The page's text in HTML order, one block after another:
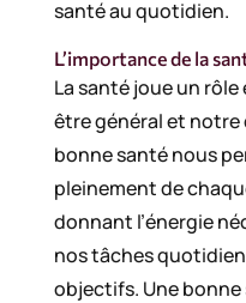
santé au quotidien.
L’importance de la
La santé joue un
être général et notre
bonne santé nous
pleinement de
donnant l’énergie
nos tâches
objectifs. Une